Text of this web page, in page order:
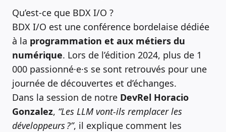
Qu’est-ce que BDX I/O ?
BDX I/O est une conférence bordelaise dédiée
à la programmation et aux métiers du
numérique. Lors de l’édition 2024, plus de 1
000 passionné·e·s se sont retrouvés pour une
journée de découvertes et d’échanges.
Dans la session de notre DevRel Horacio
Gonzalez, “Les LLM vont-ils remplacer les
développeurs ?”, il explique comment les